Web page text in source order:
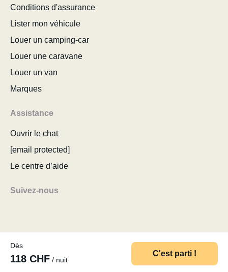
Dès
118 CHF / nuit
C'est parti !
Conditions d'assurance
Lister mon véhicule
Louer un camping-car
Louer une caravane
Louer un van
Marques
Assistance
Ouvrir le chat
[email protected]
Le centre d’aide
Suivez-nous
© 2026 MyCamper AG
Conditions d’utilisation
Politique de confidentialité
Mentions légales